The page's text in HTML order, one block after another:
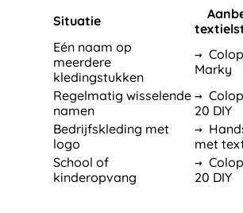
Situatie
Eén naam op
meerdere
kledingstukken
→
Marky
Regelmatig wisselende
namen
→
20 DIY
Bedrijfskleding met
logo
→
met
School of
kinderopvang
→
20 DIY